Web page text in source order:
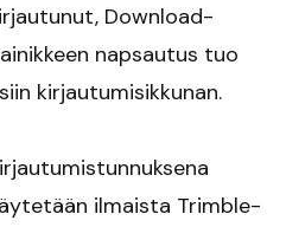
Download-
napsautus tuo
kirjautumisikkunan.
ilmaista Trimble-